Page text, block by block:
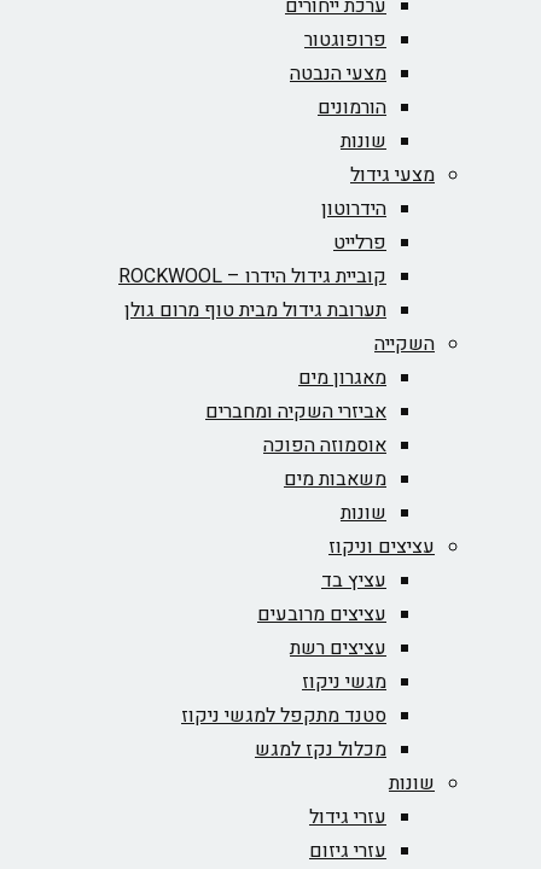
ערכת ייחורים
פרופוגטור
מצעי הנבטה
הורמונים
שונות
מצעי גידול
הידרוטון
פרלייט
קוביית גידול הידרו – ROCKWOOL‏
תערובת גידול מבית טוף מרום גולן
השקייה
מאגרון מים
אביזרי השקיה ומחברים
אוסמוזה הפוכה
משאבות מים
שונות
עציצים וניקוז
עציץ בד
עציצים מרובעים
עציצים רשת
מגשי ניקוז
סטנד מתקפל למגשי ניקוז
מכלול נקז למגש
שונות
עזרי גידול
עזרי גיזום